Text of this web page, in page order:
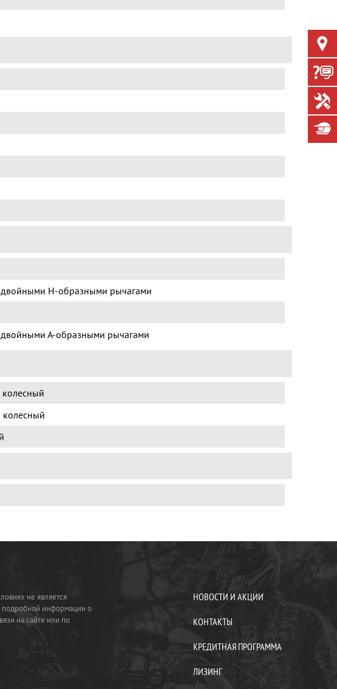
двойными Н-образными рычагами
двойными А-образными рычагами
НОВОСТИ И АКЦИИ
КОНТАКТЫ
КРЕДИТНАЯ ПРОГРАММА
ЛИЗИНГ
не является
подробной информации о
на сайте или по